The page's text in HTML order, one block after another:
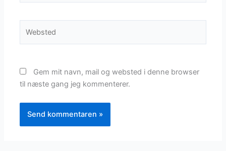
Gem mit navn, mail og websted i denne browser
til næste gang jeg kommenterer.